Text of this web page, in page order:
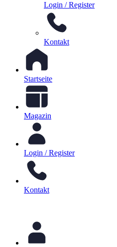
Login / Register
Kontakt
Startseite
Magazin
Login / Register
Kontakt